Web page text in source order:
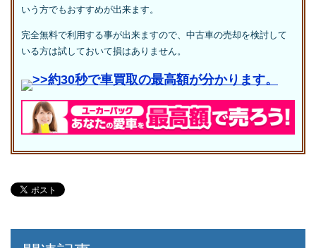
いう方でもおすすめが出来ます。
完全無料で利用する事が出来ますので、中古車の売却を検討して
いる方は試しておいて損はありません。
>>約30秒で車買取の最高額が分かります。